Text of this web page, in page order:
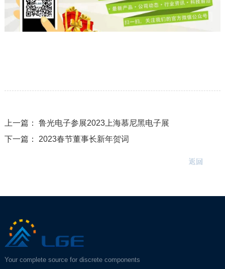
上一篇： 鲁光电子参展2023上海慕尼黑电子展
下一篇： 2023春节董事长新年贺词
返回
Your complete source for discrete components